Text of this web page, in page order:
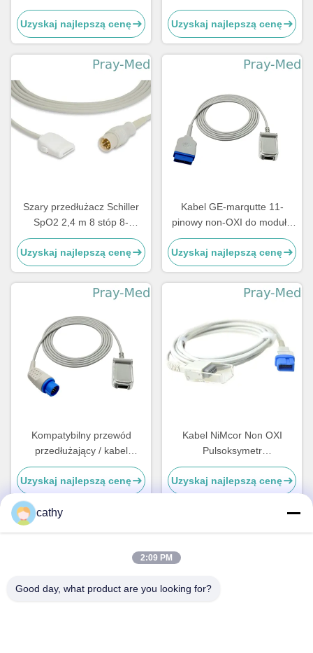
3311 Spo2 Smiths Medical
Uzyskaj najlepszą cenę
pinowa kurtka TPU JL-900P
Uzyskaj najlepszą cenę
Szary przedłużacz Schiller
SpO2 2,4 m 8 stóp 8-
stykowe złącze
Uzyskaj najlepszą cenę
Kabel GE-marqutte 11-
pinowy non-OXI do modułu
adaptera spo2 z
przedłużaczem dostarczony
z fabrycznie
Uzyskaj najlepszą cenę
Kompatybilny przewód
przedłużający / kabel
adaptera Biolight M9500 /
M9000 / M7000 / M8000 z
12-pinową końcówką
Uzyskaj najlepszą cenę
Kabel NiMcor Non OXI
Pulsoksymetr
Pulsoksymetryczny
Spacelabs Ultraview Spo2
Uzyskaj najlepszą cenę
Adres
cathy
2:09 PM
Good day, what product are you looking for?